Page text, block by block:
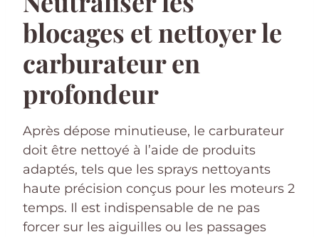
blocages et nettoyer le
carburateur en
profondeur
Après dépose minutieuse, le carburateur
doit être nettoyé à l’aide de produits
adaptés, tels que les sprays nettoyants
haute précision conçus pour les moteurs 2
temps. Il est indispensable de ne pas
forcer sur les aiguilles ou les passages